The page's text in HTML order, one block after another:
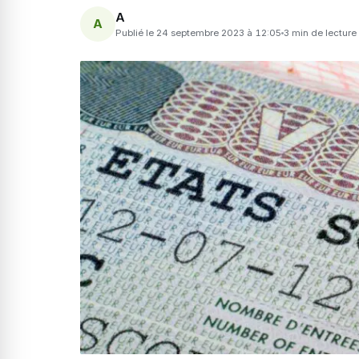
A A
Publié le 24 septembre 2023 à 12:05 3 min de lecture